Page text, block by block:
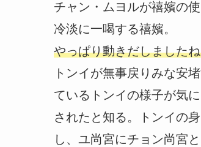
チャン・ムヨルが禧嬪の
冷淡に一喝する禧嬪。
やっぱり動きだしました
トンイが無事戻りみな安
ているトンイの様子が気
されたと知る。トンイの
し、ユ尚宮にチョン尚宮